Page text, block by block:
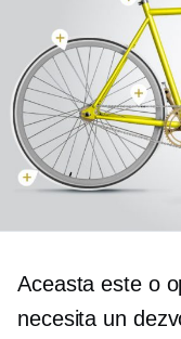
Aceasta este o
necesita un